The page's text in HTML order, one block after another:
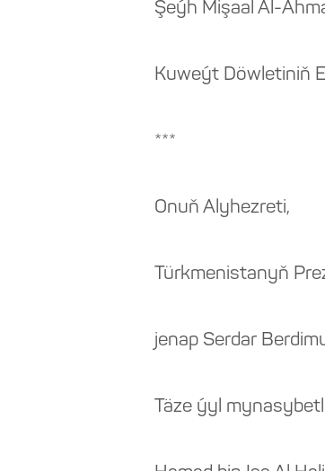
Şeýh Mişaal Al-
Kuweýt Döwletiniň
***
Onuň Alyhezreti,
Türkmenistanyň
jenap Serdar
Täze ýyl